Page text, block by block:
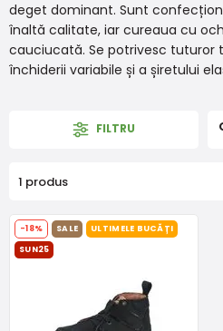
deget dominant. Sunt
înaltă calitate, iar cureaua cu
cauciucată. Se potrivesc tuturor
închiderii variabile și a șiretului
FILTRU
1 produs
-18% SALE
ULTIMELE BUCĂȚI
SUN25